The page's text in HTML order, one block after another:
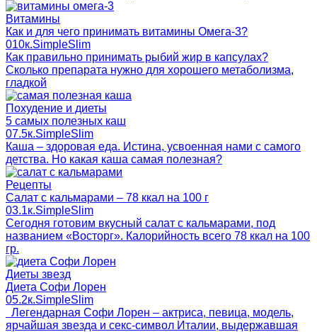
Витамины
Как и для чего принимать витамины Омега-3?
010к.SimpleSlim
Как правильно принимать рыбий жир в капсулах?
Сколько препарата нужно для хорошего метаболизма,
гладкой
Похудение и диеты
5 самых полезных каш
07.5к.SimpleSlim
Каша – здоровая еда. Истина, усвоенная нами с самого
детства. Но какая каша самая полезная?
Рецепты
Салат с кальмарами – 78 ккал на 100 г
03.1к.SimpleSlim
Сегодня готовим вкусный салат с кальмарами, под
названием «Восторг». Калорийность всего 78 ккал на 100
гр.
Диеты звезд
Диета Софи Лорен
05.2к.SimpleSlim
Легендарная Софи Лорен – актриса, певица, модель,
ярчайшая звезда и секс-символ Италии, выдержавшая